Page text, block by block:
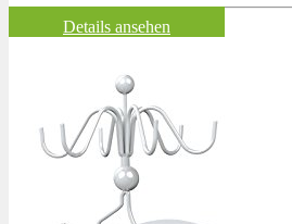
Details ansehen